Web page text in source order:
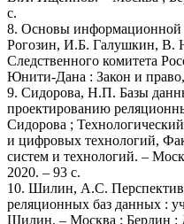
с.
8. Основы информационной
Рогозин, И.Б. Галушкин, В.
Следственного комитета
Юнити-Дана : Закон и
9. Сидорова, Н.П. Базы
проектированию
Сидорова ;
и цифровых технологий,
систем и технологий. –
2020. – 93 с.
10. Шилин, А.С.
реляционных баз данных :
Шилин. – Москва ; Берлин :